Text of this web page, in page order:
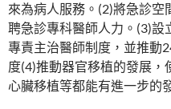
來為病人服務。(2)將急診
聘急診專科醫師人力。(3)設
專責主治醫師制度，並推動
度(4)推動器官移植的發展
心臟移植等都能有進一步的